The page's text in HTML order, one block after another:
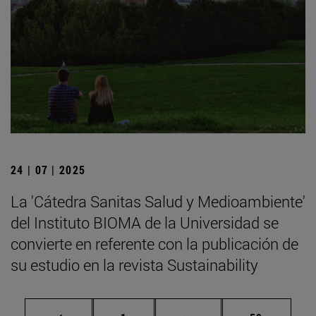
24 | 07 | 2025
La 'Cátedra Sanitas Salud y Medioambiente'
del Instituto BIOMA de la Universidad se
convierte en referente con la publicación de
su estudio en la revista Sustainability